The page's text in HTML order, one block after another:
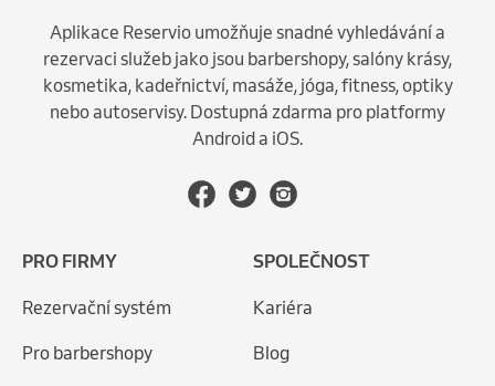
Aplikace Reservio umožňuje snadné vyhledávání a
rezervaci služeb jako jsou barbershopy, salóny krásy,
kosmetika, kadeřnictví, masáže, jóga, fitness, optiky
nebo autoservisy. Dostupná zdarma pro platformy
Android a iOS.
PRO FIRMY
Rezervační systém
Pro barbershopy
SPOLEČNOST
Kariéra
Blog